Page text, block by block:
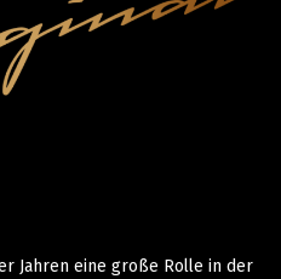
Jahren eine große Rolle in der